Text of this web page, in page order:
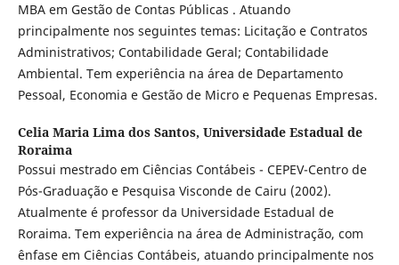
MBA em Gestão de Contas Públicas . Atuando
principalmente nos seguintes temas: Licitação e Contratos
Administrativos; Contabilidade Geral; Contabilidade
Ambiental. Tem experiência na área de Departamento
Pessoal, Economia e Gestão de Micro e Pequenas Empresas.
Celia Maria Lima dos Santos, Universidade Estadual de
Roraima
Possui mestrado em Ciências Contábeis - CEPEV-Centro de
Pós-Graduação e Pesquisa Visconde de Cairu (2002).
Atualmente é professor da Universidade Estadual de
Roraima. Tem experiência na área de Administração, com
ênfase em Ciências Contábeis, atuando principalmente nos